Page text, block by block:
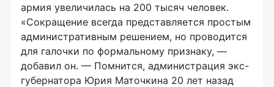
армия увеличилась на 200 тысяч человек.
«Сокращение всегда представляется простым
административным решением, но проводится
для галочки по формальному признаку, —
добавил он. — Помнится, администрация экс-
губернатора Юрия Маточкина 20 лет назад